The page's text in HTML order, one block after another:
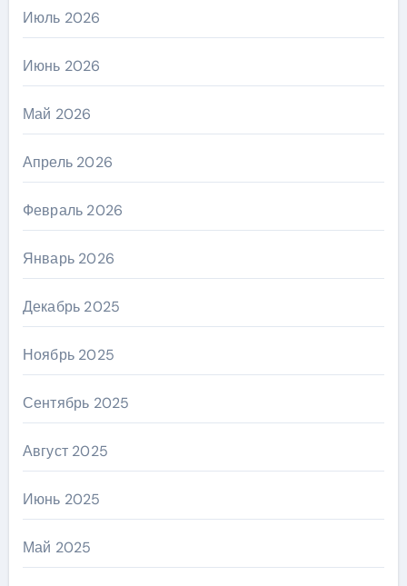
Июль 2026
Июнь 2026
Май 2026
Апрель 2026
Февраль 2026
Январь 2026
Декабрь 2025
Ноябрь 2025
Сентябрь 2025
Август 2025
Июнь 2025
Май 2025